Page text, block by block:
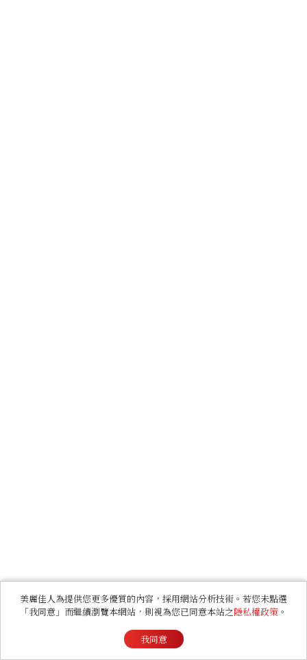
美麗佳人為提供您更多優質的內容，採用網站分析技術。若您未點選
「我同意」而繼續瀏覽本網站，則視為您已同意本站之隱私權政策 。
我同意